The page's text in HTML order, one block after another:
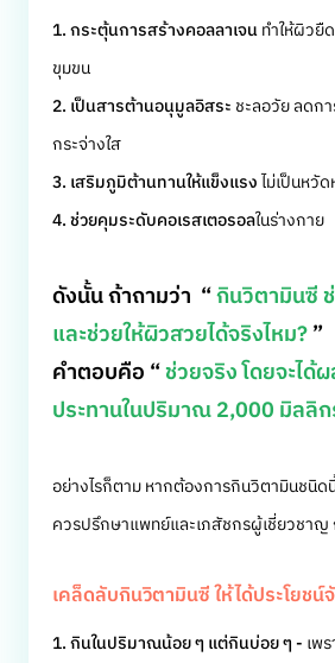
1. กระตุ้นการสร้างคอลลาเจนทำให้ผิวยื
ขุมขน
2. เป็นสารต้านอนุมูลอิสระ ชะลอวัย ลดก
กระจ่างใส
3. เสริมภูมิต้านทานให้แข็งแรงไม่เป็นหวั
4. ช่วยคุมระดับคอเรสเตอรอลในร่างกาย
ดังนั้น ถ้าถามว่า “กินวิตามินซี
และช่วยให้ผิวสวยได้จริงไหม?”
คำตอบคือ “ช่วยจริง โดยจะได้
ประทานในปริมาณ 2,000 มิลลิ
อย่างไรก็ตาม หากต้องการกินวิตามินชนิ
ควรปรึกษาแพทย์และเภสัชกรผู้เชี่ยวชาญ
เคล็ดลับกินวิตามินซี ให้ได้ประโยชน์
1. กินในปริมาณน้อย ๆ แต่กินบ่อย ๆ - เพ